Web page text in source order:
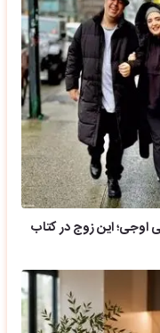
اوجی؛ این زوج در کتاب